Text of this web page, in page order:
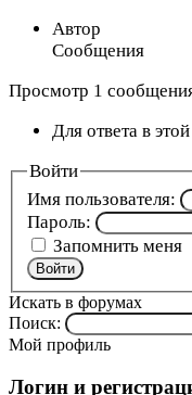
Автор
Сообщения
Просмотр 1
Для ответа в
Войти
Имя пользователя:
Пароль:
Запомнить меня
Войти
Искать в форумах
Поиск:
Мой профиль
Логин и